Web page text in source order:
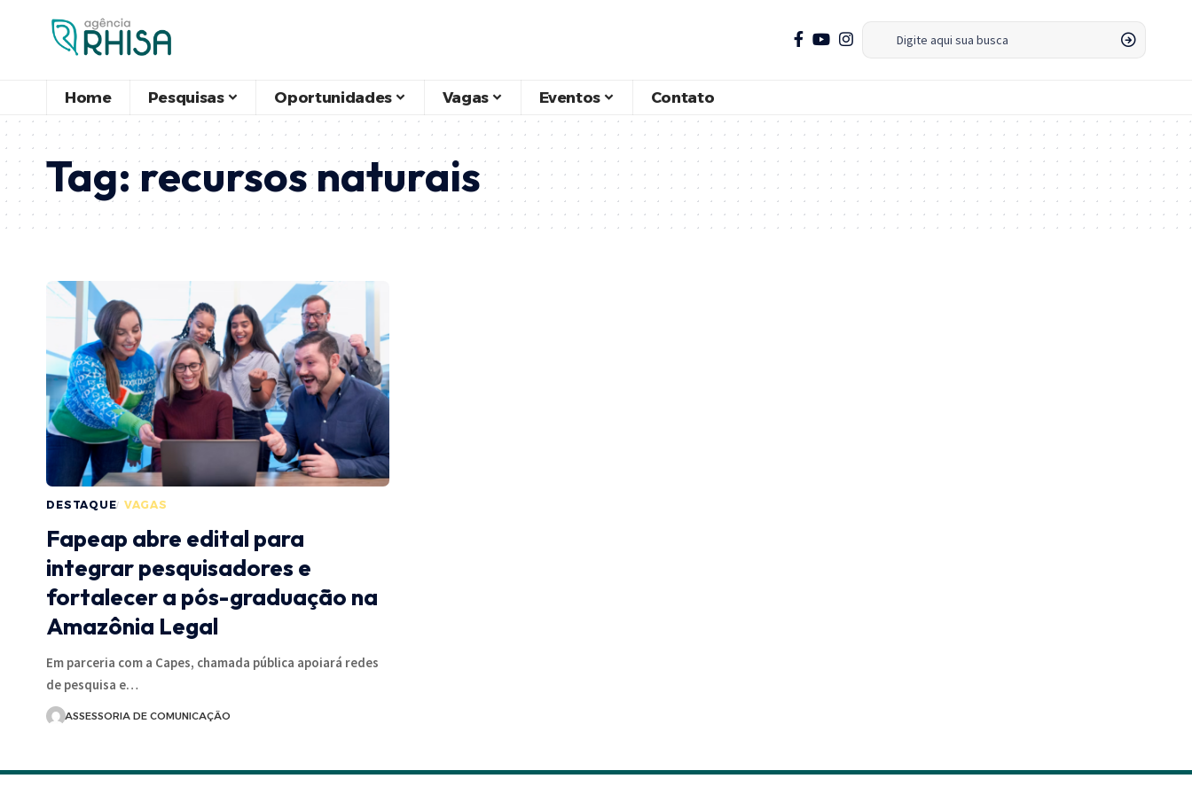
Home Pesquisas Oportunidades Vagas Eventos Contato
Tag:recursos naturais
DESTAQUE VAGAS
Fapeap abre edital para
integrar pesquisadores e
fortalecer a pós-graduação na
Amazônia Legal
Em parceria com a Capes, chamada pública apoiará redes
de pesquisa e…
ASSESSORIA DE COMUNICAÇÃO